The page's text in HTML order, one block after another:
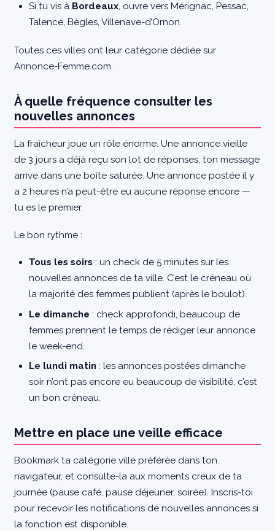
Si tu vis à Bordeaux, ouvre vers Mérignac, Pessac,
Talence, Bègles, Villenave-d’Ornon.
Toutes ces villes ont leur catégorie dédiée sur
Annonce-Femme.com.
À quelle fréquence consulter les
nouvelles annonces
La fraîcheur joue un rôle énorme. Une annonce vieille
de 3 jours a déjà reçu son lot de réponses, ton message
arrive dans une boîte saturée. Une annonce postée il y
a 2 heures n’a peut-être eu aucune réponse encore —
tu es le premier.
Le bon rythme :
Tous les soirs : un check de 5 minutes sur les
nouvelles annonces de ta ville. C’est le créneau où
la majorité des femmes publient (après le boulot).
Le dimanche : check approfondi, beaucoup de
femmes prennent le temps de rédiger leur annonce
le week-end.
Le lundi matin : les annonces postées dimanche
soir n’ont pas encore eu beaucoup de visibilité, c’est
un bon créneau.
Mettre en place une veille efficace
Bookmark ta catégorie ville préférée dans ton
navigateur, et consulte-la aux moments creux de ta
journée (pause café, pause déjeuner, soirée). Inscris-toi
pour recevoir les notifications de nouvelles annonces si
la fonction est disponible.